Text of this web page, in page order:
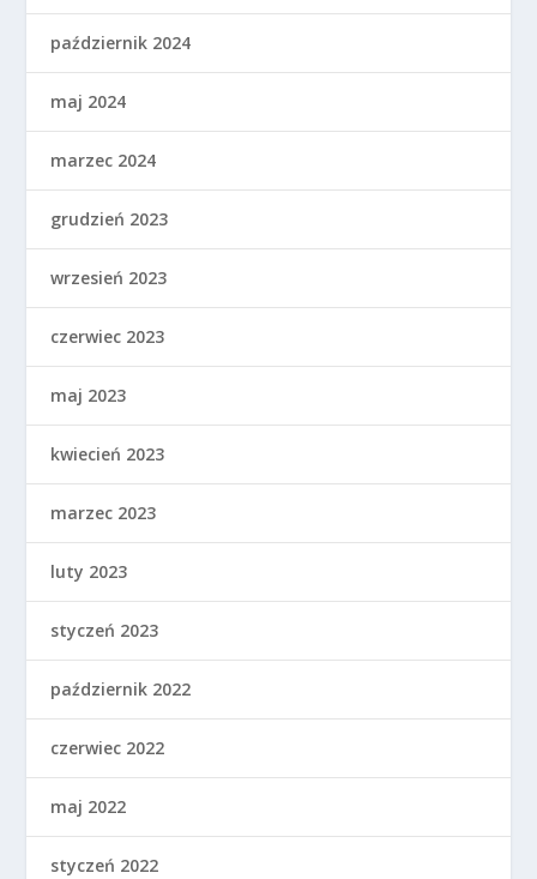
październik 2024
maj 2024
marzec 2024
grudzień 2023
wrzesień 2023
czerwiec 2023
maj 2023
kwiecień 2023
marzec 2023
luty 2023
styczeń 2023
październik 2022
czerwiec 2022
maj 2022
styczeń 2022